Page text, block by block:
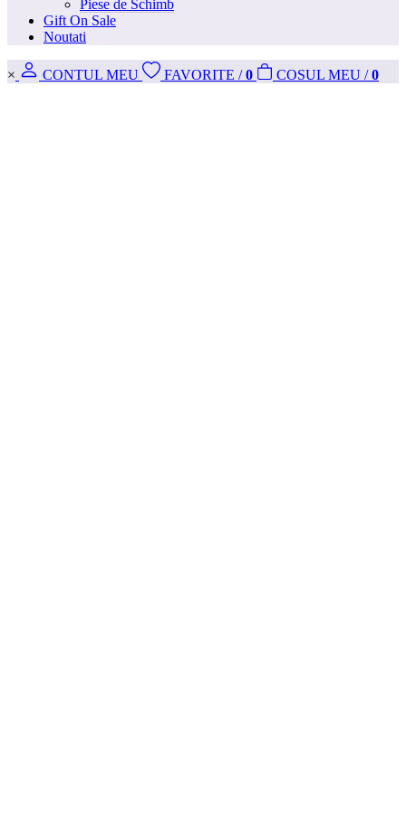
Piese de Schimb
Gift On Sale
Noutati
× CONTUL MEU FAVORITE / 0 COSUL MEU / 0